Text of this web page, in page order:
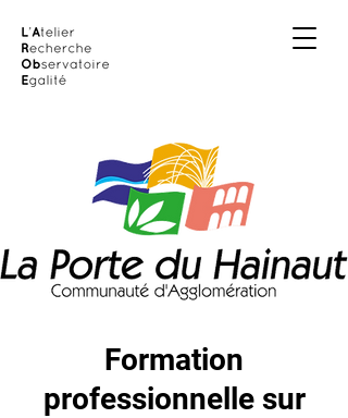
Formation
professionnelle sur